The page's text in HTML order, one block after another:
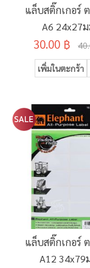
แล็บสติ๊กเกอร์
A6 24x27
30.00 ฿
เพิ่มในตะกร้า
แล็บสติ๊กเกอร์
A12 34x79